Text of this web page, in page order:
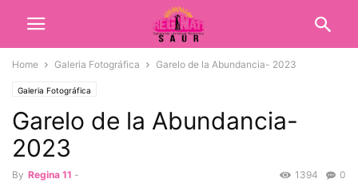
Home Galeria Fotográfica Garelo de la Abundancia- 2023
Galeria Fotográfica
Garelo de la Abundancia-
2023
By Regina 11 - 0
1394